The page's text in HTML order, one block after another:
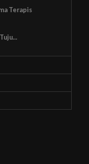
Terapis